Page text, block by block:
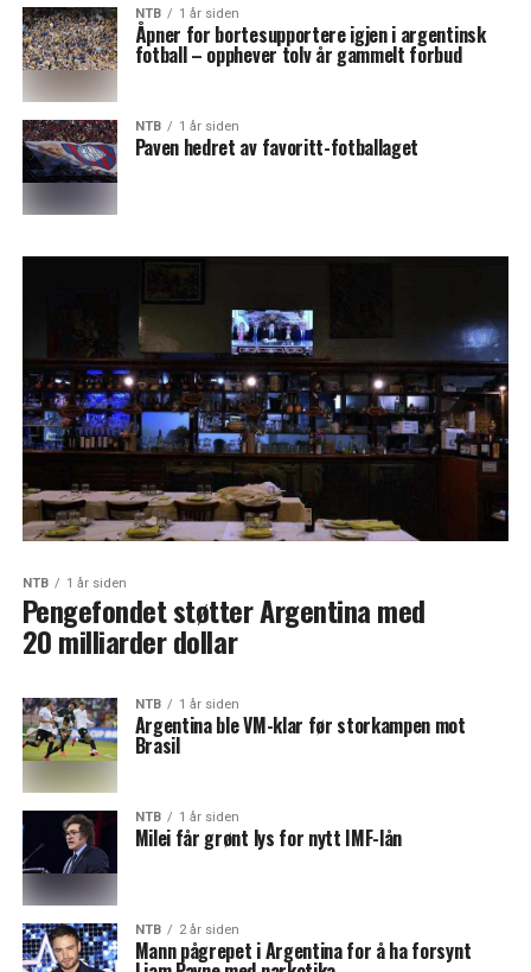
NTB 1 år siden
Åpner for bortesupportere igjen i argentinsk
fotball – opphever tolv år gammelt forbud
NTB 1 år siden
Paven hedret av favoritt-fotballaget
NTB 1 år siden
Pengefondet støtter Argentina med
20 milliarder dollar
NTB 1 år siden
Argentina ble VM-klar før storkampen mot
Brasil
NTB 1 år siden
Milei får grønt lys for nytt IMF-lån
NTB 2 år siden
Mann pågrepet i Argentina for å ha forsynt